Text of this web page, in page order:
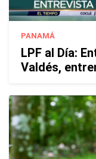
PANAMÁ
LPF al Día:
Valdés,